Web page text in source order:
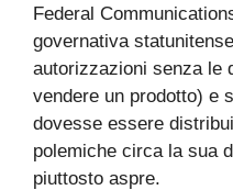
Federal
governativa
autorizzazioni senza le
vendere un prodotto) e
dovesse essere
polemiche circa la sua
piuttosto aspre.